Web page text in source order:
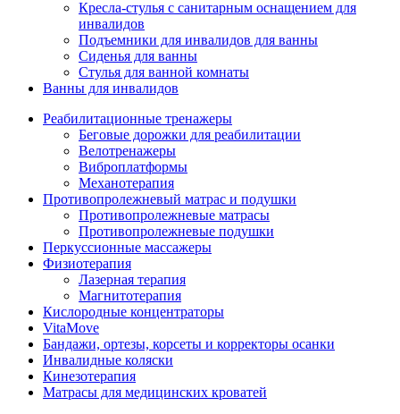
Кресла-стулья с санитарным оснащением для
инвалидов
Подъемники для инвалидов для ванны
Сиденья для ванны
Стулья для ванной комнаты
Ванны для инвалидов
Реабилитационные тренажеры
Беговые дорожки для реабилитации
Велотренажеры
Виброплатформы
Механотерапия
Противопролежневый матрас и подушки
Противопролежневые матрасы
Противопролежневые подушки
Перкуссионные массажеры
Физиотерапия
Лазерная терапия
Магнитотерапия
Кислородные концентраторы
VitaMove
Бандажи, ортезы, корсеты и корректоры осанки
Инвалидные коляски
Кинезотерапия
Матрасы для медицинских кроватей